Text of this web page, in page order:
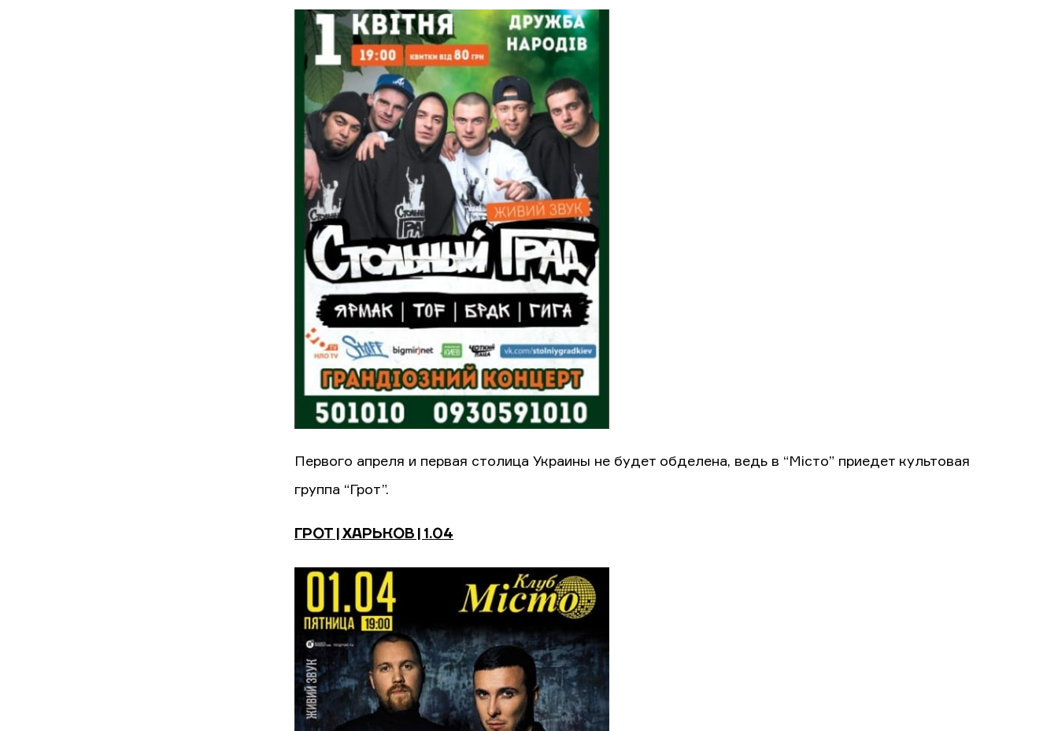
Первого апреля и первая столица Украины не будет обделена, ведь в “Місто” приедет культовая
группа “Грот”.
ГРОТ | ХАРЬКОВ | 1.04